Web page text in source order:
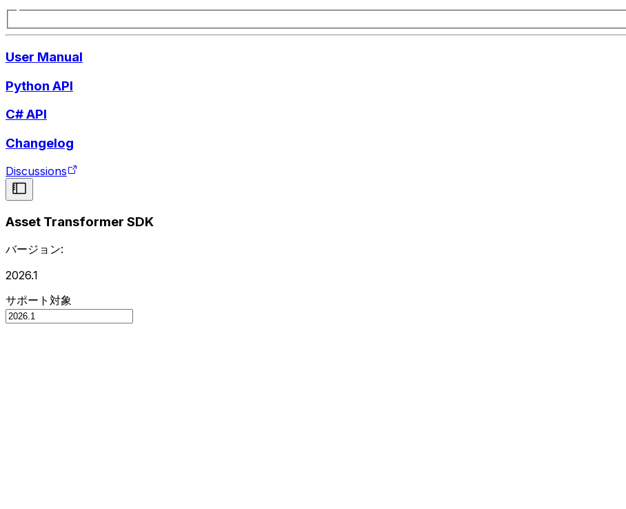
User Manual
Python API
C# API
Changelog
Discussions
Asset Transformer SDK
バージョン:
2026.1
サポート対象